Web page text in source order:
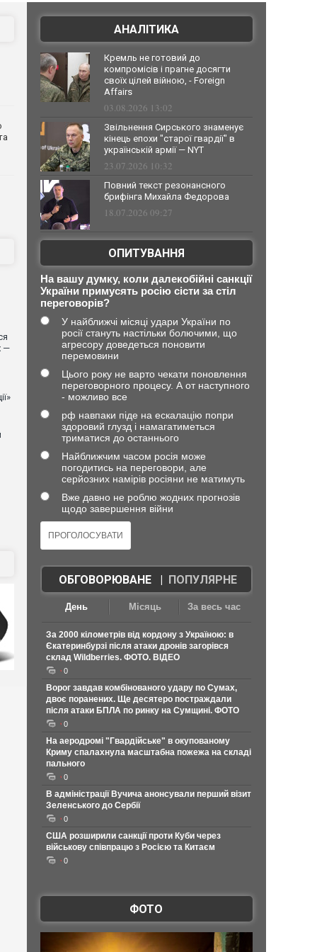
—
АНАЛІТИКА
Кремль не готовий до
компромісів і прагне досягти
своїх цілей війною, - Foreign
Affairs
03.08.2026 13:02
Звільнення Сирського знаменує
кінець епохи "старої гвардії" в
українській армії — NYT
23.07.2026 10:32
Повний текст резонансного
брифінга Михайла Федорова
18.07.2026 09:27
ОПИТУВАННЯ
На вашу думку, коли далекобійні санкції
України примусять росію сісти за стіл
переговорів?
У найближчі місяці удари України по
росії стануть настільки болючими, що
агресору доведеться поновити
перемовини
Цього року не варто чекати поновлення
переговорного процесу. А от наступного
- можливо все
рф навпаки піде на ескалацію попри
здоровий глузд і намагатиметься
триматися до останнього
Найближчим часом росія може
погодитись на переговори, але
серйозних намірів росіяни не матимуть
Вже давно не роблю жодних прогнозів
щодо завершення війни
ОБГОВОРЮВАНЕ| ПОПУЛЯРНЕ
День Місяць За весь час
За 2000 кілометрів від кордону з Україною: в
Єкатеринбурзі після атаки дронів загорівся
склад Wildberries. ФОТО. ВІДЕО
0
Ворог завдав комбінованого удару по Сумах,
двоє поранених. Ще десятеро постраждали
після атаки БПЛА по ринку на Сумщині. ФОТО
0
На аеродромі "Гвардійське" в окупованому
Криму спалахнула масштабна пожежа на складі
пального
0
В адміністрації Вучича анонсували перший візит
Зеленського до Сербії
0
США розширили санкції проти Куби через
військову співпрацю з Росією та Китаєм
0
ФОТО